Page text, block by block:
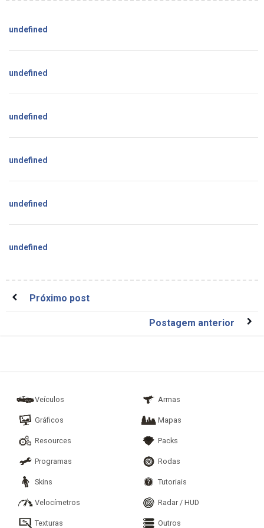
undefined
undefined
undefined
undefined
undefined
undefined
Próximo post
Postagem anterior
Veículos Armas
Gráficos Mapas
Resources Packs
Programas Rodas
Skins Tutoriais
Velocímetros Radar / HUD
Texturas Outros